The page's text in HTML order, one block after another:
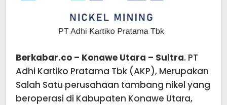
Berkabar.co – Konawe Utara – Sultra. PT
Adhi Kartiko Pratama Tbk (AKP), Merupakan
Salah Satu perusahaan tambang nikel yang
beroperasi di Kabupaten Konawe Utara,